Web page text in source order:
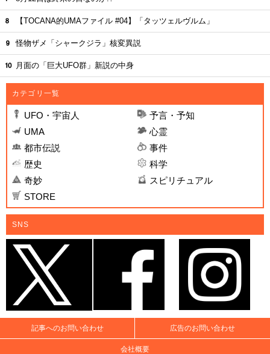
【TOCANA的UMAファイル #04】「タッツェルヴルム」
怪物ザメ「シャークジラ」核変異説
月面の「巨大UFO群」新説の中身
カテゴリ一覧
UFO・宇宙人
予言・予知
UMA
心霊
都市伝説
事件
歴史
科学
奇妙
スピリチュアル
STORE
SNS
記事へのお問い合わせ 広告のお問い合わせ
会社概要